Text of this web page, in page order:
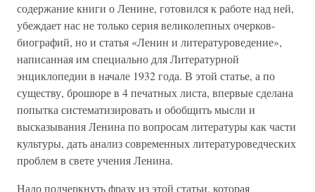
содержание книги о Ленине, готовился к работе над ней,
убеждает нас не только серия великолепных очерков-
биографий, но и статья «Ленин и литературоведение»,
написанная им специально для Литературной
энциклопедии в начале 1932 года. В этой статье, а по
существу, брошюре в 4 печатных листа, впервые сделана
попытка систематизировать и обобщить мысли и
высказывания Ленина по вопросам литературы как части
культуры, дать анализ современных литературоведческих
проблем в свете учения Ленина.
Надо подчеркнуть фразу из этой статьи, которая